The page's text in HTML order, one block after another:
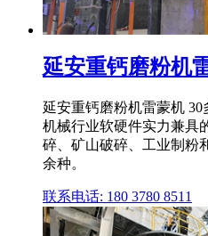
延安重钙磨粉机
延安重钙磨粉机雷蒙机
机械行业软硬件实力兼具
碎、矿山破碎、工业制粉
余种。
联系电话: 180 3780 8511